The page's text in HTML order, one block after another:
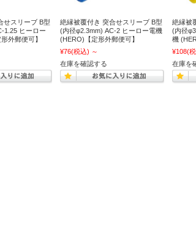
せスリーブ B型
1.25 ヒーロー
外郵便可】
絶縁被覆付き 突合せスリーブ B型
(内径φ2.3mm) AC-2 ヒーロー電機
(HERO)【定形外郵便可】
¥76(税込) ～
在庫を確認する
絶縁被
(内径
機
¥108(
在庫を